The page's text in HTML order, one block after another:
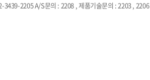
3439-2205 A/S문의 : 2208 , 제품기술문의 : 2203 , 2206